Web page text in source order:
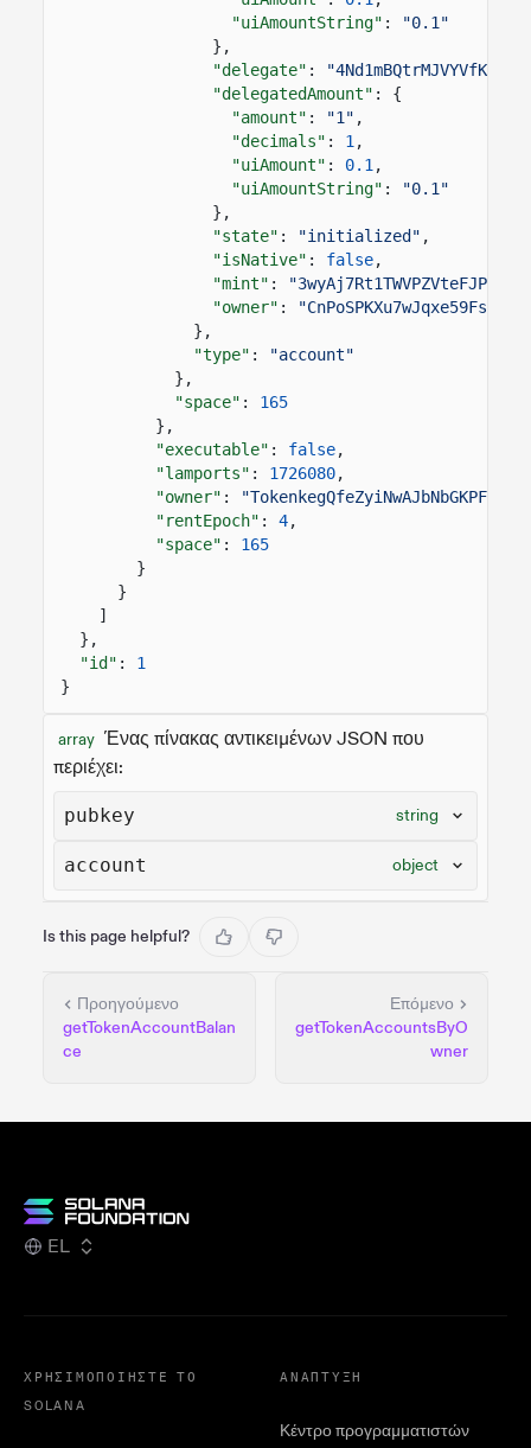
"uiAmountString" :
"0.1"
},
"delegate" :
"delegatedAmount" : {
"amount" : "1" ,
"decimals" : 1 ,
"uiAmount" : 0.1 ,
"uiAmountString" :
"0.1"
},
"state" : "initialized" ,
"isNative" : false,
"mint" :
"owner" :
},
"type" :
"account"
},
"space" :
165
},
"executable" : false,
"lamports" : 1726080,
"owner" :
"rentEpoch" : 4,
"space" :
165
}
}
]
},
"id" :
1
}
array Ένας πίνακας αντικειμένων JSON που
περιέχει:
pubkey string
account object
Is this page helpful?
Προηγούμενο
getTokenAccountBalan
ce
Επόμενο
getTokenAccountsByO
wner
EL
ΧΡΗΣΙΜΟΠΟΙΉΣΤΕ ΤΟ
SOLANA
ΑΝΆΠΤΥΞΗ
Κέντρο προγραμματιστών